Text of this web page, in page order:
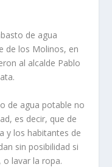
de agua
de los Molinos, en
al alcalde Pablo
de agua potable no
es decir, que de
y los habitantes de
sin posibilidad si
o lavar la ropa.